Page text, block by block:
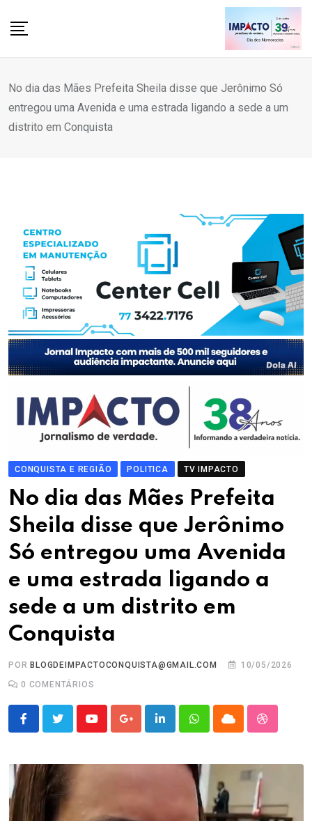
No dia das Mães Prefeita Sheila disse que Jerônimo Só
entregou uma Avenida e uma estrada ligando a sede a um
distrito em Conquista
CONQUISTA E REGIÃO POLITICA TV IMPACTO
No dia das Mães Prefeita
Sheila disse que Jerônimo
Só entregou uma Avenida
e uma estrada ligando a
sede a um distrito em
Conquista
POR BLOGDEIMPACTOCONQUISTA@GMAIL.COM
10/05/2026
0 COMENTÁRIOS
YoutubeGoogle+LinkedInWhatsappCloud